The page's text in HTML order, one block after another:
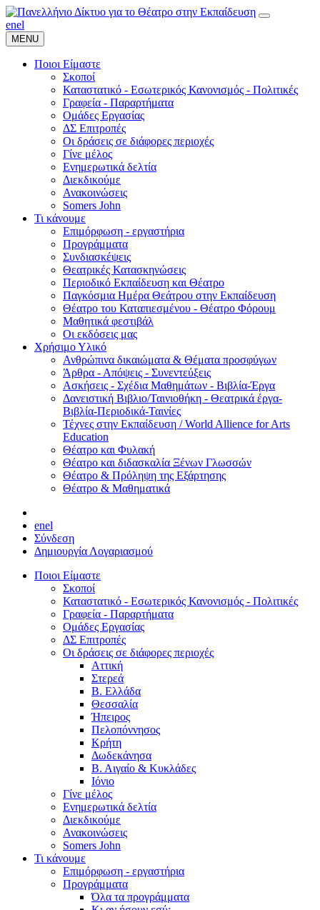
enel
MENU
Ποιοι Είμαστε
Σκοποί
Καταστατικό - Εσωτερικός Κανονισμός - Πολιτικές
Γραφεία - Παραρτήματα
Ομάδες Εργασίας
ΔΣ Επιτροπές
Οι δράσεις σε διάφορες περιοχές
Γίνε μέλος
Ενημερωτικά δελτία
Διεκδικούμε
Ανακοινώσεις
Somers John
Τι κάνουμε
Επιμόρφωση - εργαστήρια
Προγράμματα
Συνδιασκέψεις
Θεατρικές Κατασκηνώσεις
Περιοδικό Εκπαίδευση και Θέατρο
Παγκόσμια Ημέρα Θεάτρου στην Εκπαίδευση
Θέατρο του Καταπιεσμένου - Θέατρο Φόρουμ
Μαθητικά φεστιβάλ
Οι εκδόσεις μας
Χρήσιμο Υλικό
Ανθρώπινα δικαιώματα & Θέματα προσφύγων
Άρθρα - Απόψεις - Συνεντεύξεις
Ασκήσεις - Σχέδια Μαθημάτων - Βιβλία-Έργα
Δανειστική Βιβλιο/Ταινιοθήκη - Θεατρικά έργα-
Βιβλία-Περιοδικά-Ταινίες
Τέχνες στην Εκπαίδευση / World Allience for Arts
Education
Θέατρο και Φυλακή
Θέατρο και διδασκαλία Ξένων Γλωσσών
Θέατρο & Πρόληψη της Εξάρτησης
Θέατρο & Μαθηματικά
enel
Σύνδεση
Δημιουργία Λογαριασμού
Ποιοι Είμαστε
Σκοποί
Καταστατικό - Εσωτερικός Κανονισμός - Πολιτικές
Γραφεία - Παραρτήματα
Ομάδες Εργασίας
ΔΣ Επιτροπές
Οι δράσεις σε διάφορες περιοχές
Αττική
Στερεά
Β. Ελλάδα
Θεσσαλία
Ήπειρος
Πελοπόννησος
Κρήτη
Δωδεκάνησα
Β. Αιγαίο & Κυκλάδες
Ιόνιο
Γίνε μέλος
Ενημερωτικά δελτία
Διεκδικούμε
Ανακοινώσεις
Somers John
Τι κάνουμε
Επιμόρφωση - εργαστήρια
Προγράμματα
Όλα τα προγράμματα